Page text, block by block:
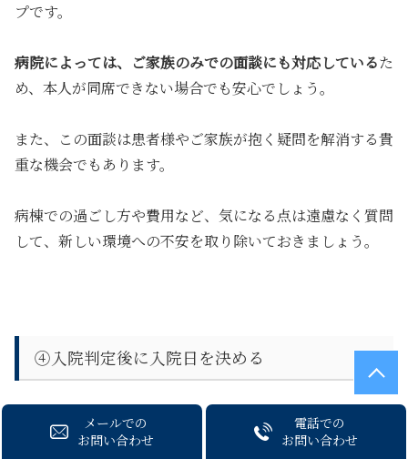
メールでの
お問い合わせ
電話での
お問い合わせ
プです。
病院によっては、ご家族のみでの面談にも対応しているた
め、本人が同席できない場合でも安心でしょう。
また、この面談は患者様やご家族が抱く疑問を解消する貴
重な機会でもあります。
病棟での過ごし方や費用など、気になる点は遠慮なく質問
して、新しい環境への不安を取り除いておきましょう。
④入院判定後に入院日を決める